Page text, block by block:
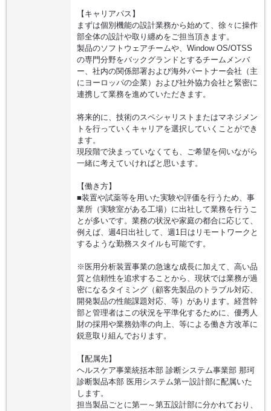
【キャリアパス】
まずは個別機能の設計業務から始めて、徐々に操作
部全体の設計や取り纏めをご担当頂きます。
製品のソフトウェアチームや、Window OS/OTSS
の専門分野をバックグランドとするチームメンバ
ー、社内の関係部署および海外パートナー会社（主
にヨーロッパの企業）および社外協力会社と緊密に
連携して業務を進めていただきます。
将来的に、技術のスペシャリストまたはマネジメン
トを行っていくキャリアを選択していくことができ
ます。
現段階で決まっていなくても、ご希望を伺いながら
一緒に考えていければと思います。
【働き方】
■装置や試薬等を用いた実験や評価を行うため、事
業所（実験室がある工場）に出社して業務を行うこ
とが多いです。業務の状況や家庭の都合に応じて、
例えば、週4日出社して、週1日はリモートワークと
するような勤務スタイルも可能です。
※医用分析装置事業の急速な成長に加えて、高い品
質と信頼性を追求することから、現状では業務が過
密になるタイミング（顧客先製品のトラブル対応、
開発製品の性能課題対応、等）があります。経営幹
部と管理者はこの状況を平準化するために、優秀人
財の採用や業務効率の向上、等による働き方改革に
鋭意取り組んでおります。
【配属先】
ヘルスケア事業統括本部 診断システム事業部 那珂
診断製品本部 医用システム第一設計部に配属いた
します。
担当製品ごとに第一～第五設計部に分かれており、